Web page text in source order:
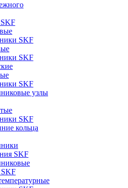
SKF
SKF
SKF
узлы
SKF
кольца
SKF
SKF